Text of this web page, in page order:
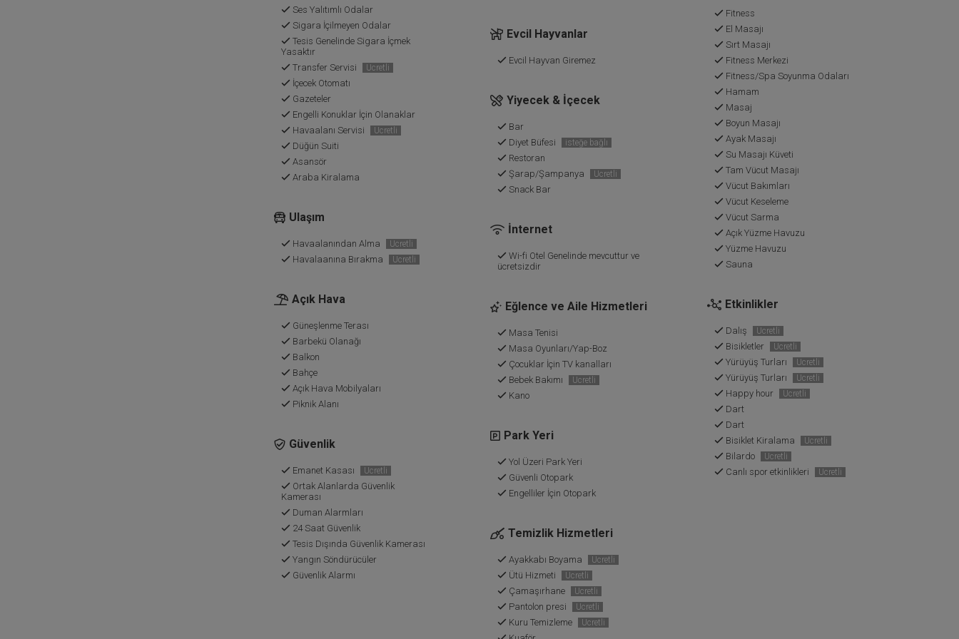
Ses Yalıtımlı Odalar
Sigara İçilmeyen Odalar
Tesis Genelinde Sigara İçmek
Yasaktır
Transfer Servisi
Ücretli
İçecek Otomatı
Gazeteler
Engelli Konuklar İçin Olanaklar
Havaalanı Servisi
Ücretli
Düğün Suiti
Asansör
Araba Kiralama
Ulaşım
Havaalanından Alma Ücretli
Havalaanına Bırakma Ücretli
Açık Hava
Güneşlenme Terası
Barbekü Olanağı
Balkon
Bahçe
Açık Hava Mobilyaları
Piknik Alanı
Güvenlik
Emanet Kasası Ücretli
Ortak Alanlarda Güvenlik
Kamerası
Duman Alarmları
24 Saat Güvenlik
Tesis Dışında Güvenlik Kamerası
Yangın Söndürücüler
Güvenlik Alarmı
Evcil Hayvanlar
Evcil Hayvan Giremez
Yiyecek & İçecek
Bar
Diyet Büfesi
isteğe bağlı
Restoran
Şarap/Şampanya
Ücretli
Snack Bar
İnternet
Wi-fi Otel Genelinde mevcuttur ve
ücretsizdir
Eğlence ve Aile Hizmetleri
Masa Tenisi
Masa Oyunları/Yap-Boz
Çocuklar İçin TV kanalları
Bebek Bakımı
Ücretli
Kano
Park Yeri
Yol Üzeri Park Yeri
Güvenli Otopark
Engelliler İçin Otopark
Temizlik Hizmetleri
Ayakkabı Boyama Ücretli
Ütü Hizmeti Ücretli
Çamaşırhane Ücretli
Pantolon presi Ücretli
Kuru Temizleme Ücretli
Fitness
El Masajı
Sırt Masajı
Fitness Merkezi
Fitness/Spa Soyunma Odaları
Hamam
Masaj
Boyun Masajı
Ayak Masajı
Su Masajı Küveti
Tam Vücut Masajı
Vücut Bakımları
Vücut Keseleme
Vücut Sarma
Açık Yüzme Havuzu
Yüzme Havuzu
Sauna
Etkinlikler
Dalış Ücretli
Bisikletler Ücretli
Yürüyüş Turları Ücretli
Yürüyüş Turları Ücretli
Happy hour Ücretli
Dart
Dart
Bisiklet Kiralama
Ücretli
Bilardo Ücretli
Canlı spor etkinlikleri Ücretli